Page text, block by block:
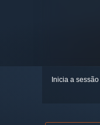
Inicia a sessão